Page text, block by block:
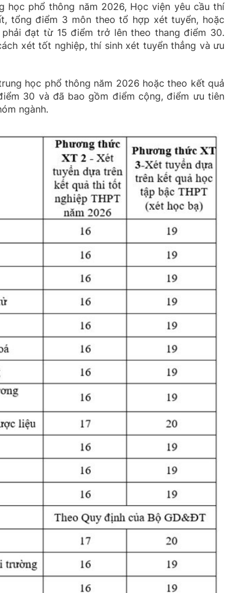
phổ thông năm 2026, Học viện yêu cầu thí
tổng điểm 3 môn theo tổ hợp xét tuyển, hoặc
đạt từ 15 điểm trở lên theo thang điểm 30.
xét tốt nghiệp, thí sinh xét tuyển thẳng và ưu
học phổ thông năm 2026 hoặc theo kết quả
30 và đã bao gồm điểm cộng, điểm ưu tiên
ngành.